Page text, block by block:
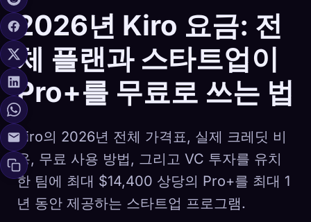
2026년 Kiro 요금: 전
체 플랜과 스타트업이
Pro+를 무료로 쓰는 법
Kiro의 2026년 전체 가격표, 실제 크레딧 비
용, 무료 사용 방법, 그리고 VC 투자를 유치
한 팀에 최대 $14,400 상당의 Pro+를 최대 1
년 동안 제공하는 스타트업 프로그램.